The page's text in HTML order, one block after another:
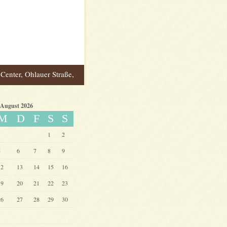
Ohlauer Straße,
August 2026
D F S S
1
2
6 7 8
9
13 14 15
16
20 21 22
23
27 28 29
30